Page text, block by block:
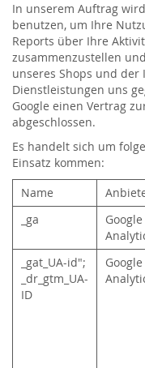
In unserem Auftrag
benutzen, um Ihre
Reports über Ihre
zusammenzustellen
unseres Shops und
Dienstleistungen uns
Google einen Vertrag
abgeschlossen.
Es handelt sich um
Einsatz kommen:
Name
_ga
Google
_gat_UA-id";
_dr_gtm_UA-
ID
Google